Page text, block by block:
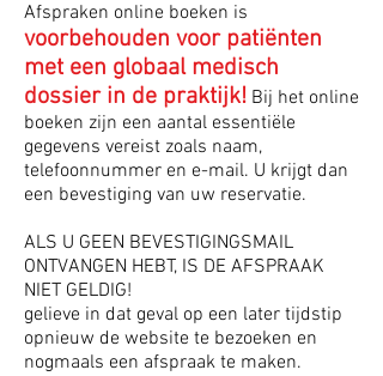
Afspraken online boeken is
voorbehouden voor patiënten
met een globaal medisch
dossier in de praktijk! Bij het online
boeken zijn een aantal essentiële
gegevens vereist zoals naam,
telefoonnummer en e-mail. U krijgt dan
een bevestiging van uw reservatie.
ALS U GEEN BEVESTIGINGSMAIL
ONTVANGEN HEBT, IS DE AFSPRAAK
NIET GELDIG!
gelieve in dat geval op een later tijdstip
opnieuw de website te bezoeken en
nogmaals een afspraak te maken.